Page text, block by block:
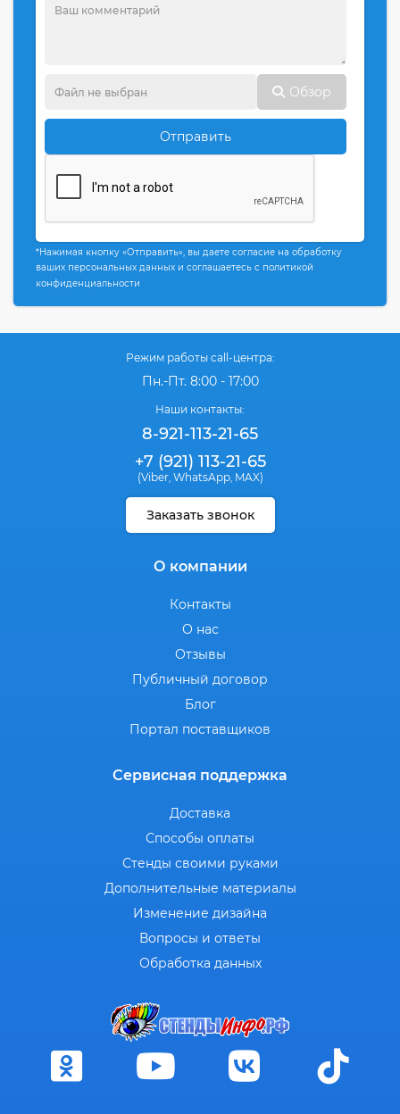
Обзор
Отправить
*Нажимая кнопку «Отправить», вы даете согласие на обработку
ваших персональных данных и соглашаетесь с политикой
конфиденциальности
Режим работы call-центра:
Пн.-Пт. 8:00 - 17:00
Наши контакты:
8-921-113-21-65
+7 (921) 113-21-65
(Viber, WhatsApp, MAX)
Заказать звонок
О компании
Контакты
О нас
Отзывы
Публичный договор
Блог
Портал поставщиков
Сервисная поддержка
Доставка
Способы оплаты
Стенды своими руками
Дополнительные материалы
Изменение дизайна
Вопросы и ответы
Обработка данных